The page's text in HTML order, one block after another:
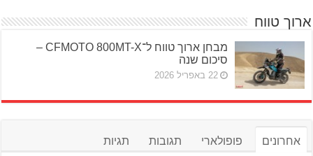
ארוך טווח
מבחן ארוך טווח ל־CFMOTO 800MT-X –
סיכום שנה
22 באפריל 2026
אחרונים פופולארי תגובות תגיות